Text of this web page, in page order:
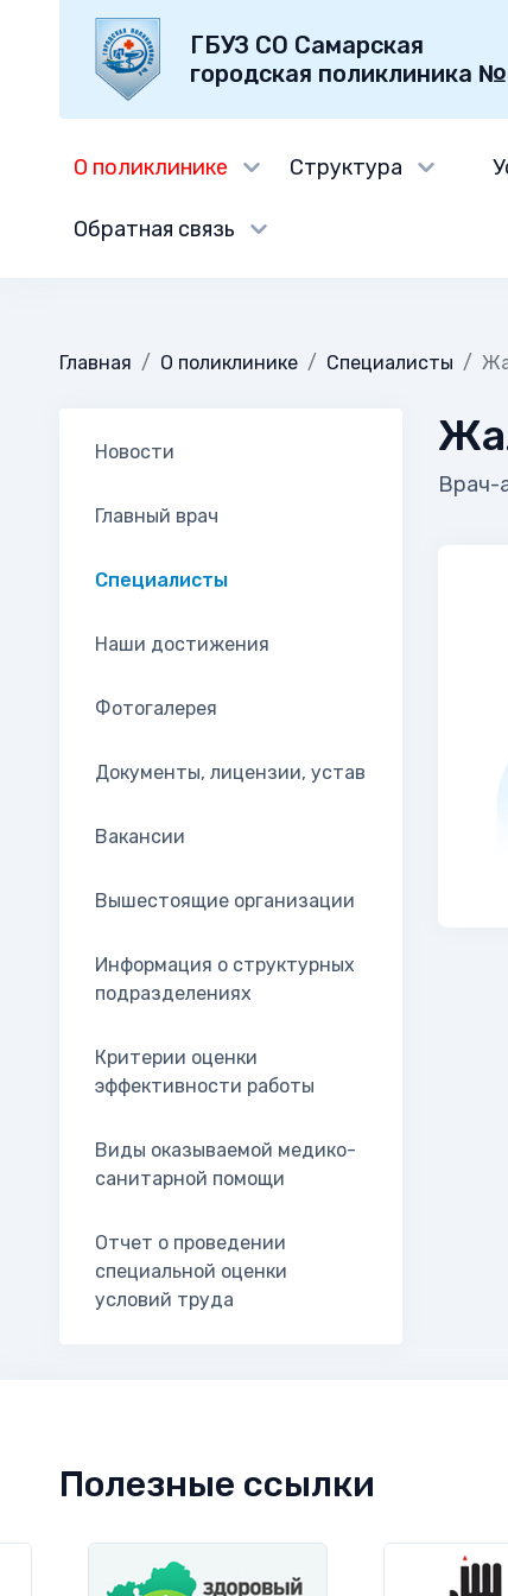
ГБУЗ СО Самарская
городская поликлиника
О поликлинике Структура
Обратная связь
Главная О поликлинике Специалисты
Новости
Главный врач
Специалисты
Наши достижения
Фотогалерея
Документы, лицензии, устав
Вакансии
Вышестоящие организации
Информация о структурных
подразделениях
Критерии оценки
эффективности работы
Виды оказываемой медико-
санитарной помощи
Отчет о проведении
специальной оценки
условий труда
Врач-
Полезные ссылки